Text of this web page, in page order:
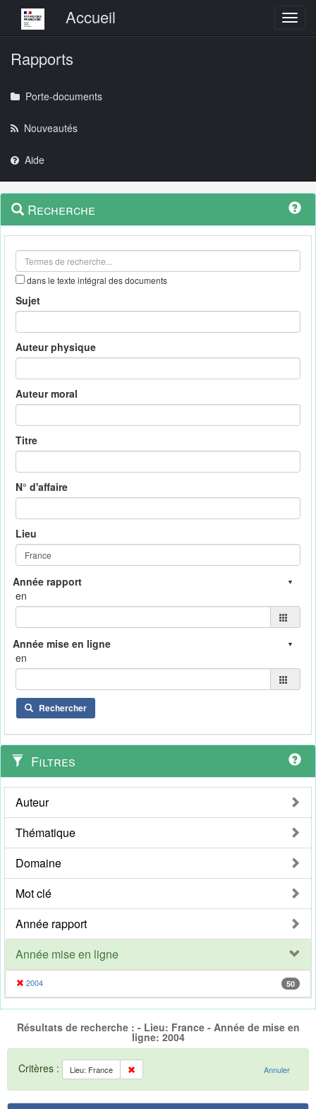
Menu principalAccueil
Rapports
Porte-documents
Nouveautés
Aide
Navigation
outils
Menu
contextuel
Recherche
dans le texte intégral des documents
Sujet
Auteur physique
Auteur moral
Titre
N° d'affaire
Lieu
en
en
Rechercher
Filtres
Auteur
Thématique
Domaine
Mot clé
Année rapport
Année mise en ligne
2004 50
Résultats de recherche : - Lieu: France - Année de mise en
ligne: 2004
Critères : Lieu: France Annuler